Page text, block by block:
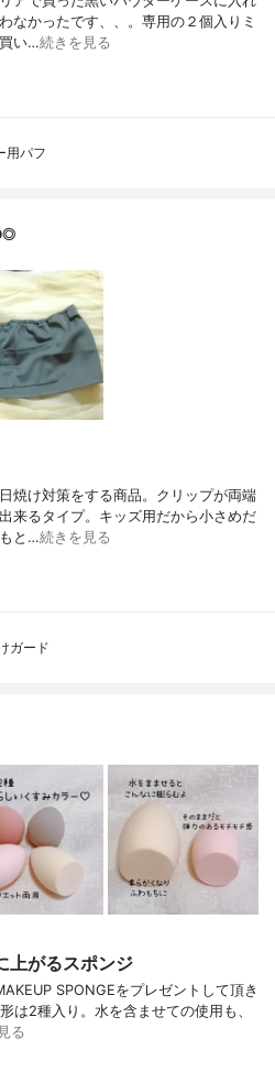
なかったです、、。専用の２個入りミ
い…続きを見る
用パフ
焼け対策をする商品。クリップが両端
来るタイプ。キッズ用だから小さめだ
と…続きを見る
ガード
上がるスポンジ
SPONGEをプレゼントして頂き
は2種入り。水を含ませての使用も、
る